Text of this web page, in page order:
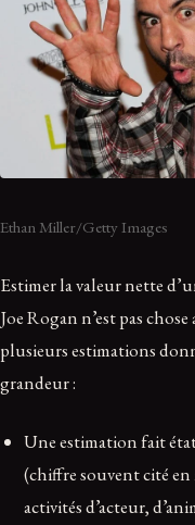
Ethan Miller/Getty Images
Estimer la valeur nette
Joe Rogan n’est pas
plusieurs estimations
grandeur :
Une estimation fait
(chiffre souvent cité en
activités d’acteur,